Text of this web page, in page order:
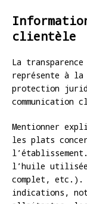
clientèle
La
représente à
protection
communication
Mentionner
les plats
l’huile
complet, etc.).
indications,